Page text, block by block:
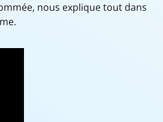
nous explique tout dans